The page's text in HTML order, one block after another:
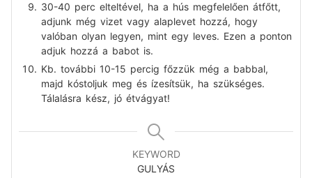
30-40 perc elteltével, ha a hús megfelelően átfőtt,
adjunk még vizet vagy alaplevet hozzá, hogy
valóban olyan legyen, mint egy leves. Ezen a ponton
adjuk hozzá a babot is.
Kb. további 10-15 percig főzzük még a babbal,
majd kóstoljuk meg és ízesítsük, ha szükséges.
Tálalásra kész, jó étvágyat!
KEYWORD
GULYÁS